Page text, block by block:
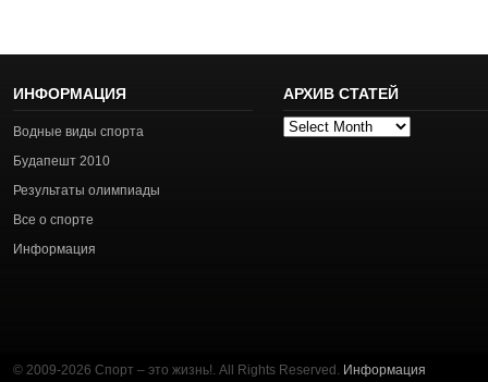
ИНФОРМАЦИЯ
Водные виды спорта
Будапешт 2010
Результаты олимпиады
Все о спорте
Информация
АРХИВ СТАТЕЙ
Архив
© 2009-2026 Спорт – это жизнь!. All Rights Reserved. Информация